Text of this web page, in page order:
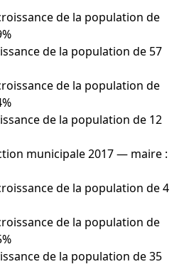
de la population de
de la population de 57
de la population de
de la population de 12
municipale 2017 — maire :
de la population de 4
de la population de
de la population de 35